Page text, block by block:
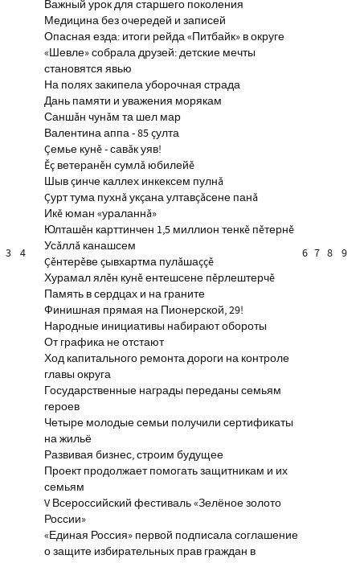
3 4
Важный урок для старшего поколения
Медицина без очередей и записей
Опасная езда: итоги рейда «Питбайк» в округе
«Шевле» собрала друзей: детские мечты
становятся явью
На полях закипела уборочная страда
Дань памяти и уважения морякам
Саншăн чунăм та шел мар
Валентина аппа - 85 çулта
Çемье кунĕ - савăк уяв!
Ĕç ветеранĕн сумлă юбилейĕ
Шыв çинче каллех инкексем пулнă
Çурт тума пухнă укçана ултавçăсене панă
Икĕ юман «ураланнă»
Юлташĕн карттинчен 1,5 миллион тенкĕ пĕтернĕ
Усăллă канашсем
Çĕнтерĕве çывхартма пулăшаççĕ
Хурамал ялĕн кунĕ ентешсене пĕрлештерчĕ
Память в сердцах и на граните
Финишная прямая на Пионерской, 29!
Народные инициативы набирают обороты
От графика не отстают
Ход капитального ремонта дороги на контроле
главы округа
Государственные награды переданы семьям
героев
Четыре молодые семьи получили сертификаты
на жильё
Развивая бизнес, строим будущее
Проект продолжает помогать защитникам и их
семьям
V Всероссийский фестиваль «Зелёное золото
России»
«Единая Россия» первой подписала соглашение
о защите избирательных прав граждан в
6 7 8 9